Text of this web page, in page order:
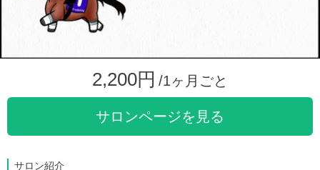
2,200円 /1ヶ月ごと
サロンページを見る
サロン紹介